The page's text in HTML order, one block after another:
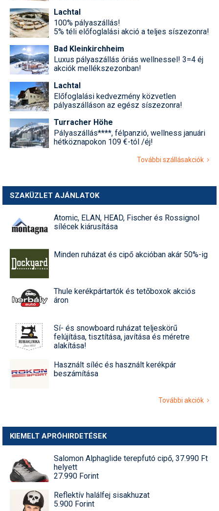
Lachtal
100% pályaszállás!
5% téli előfoglalási akció a teljes síszezonra!
Bad Kleinkirchheim
Luxus pályaszállás óriás wellnessel! 3=4 éj
akciók mellékszezonban!
Lachtal
Előfoglalási kedvezmény közvetlen
pályaszálláson az egész síszezonra!
Turracher Höhe
Pályaszállás****, félpanzió, wellness januári
hétköznapokon 109 €-tól /éj!
További szállásakciók
SZAKÜZLET AJÁNLATOK
Atomic, ELAN, HEAD, Fischer és Rossignol
sílécek kiárusítása
Minden ruházat és cipő akcióban akár 50%-ig
Thule kerékpártartók és tetőboxok akciós
áron
Sí- és snowboard ruházat teljeskörű
felújítása, tisztítása, javítása és méretre
alakítása!
Használt síléc és használt kerékpár
beszámítása
További akciók
KIEMELT APRÓHIRDETÉSEK
Salomon Alphaglide terepfutó cipő, 37.990 Ft
helyett
27.990 Forint
Reflektív halálfej sisakhuzat
5.900 Forint